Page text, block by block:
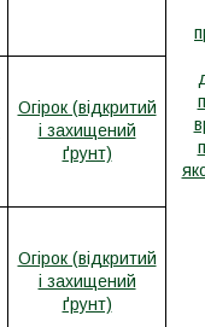
Огірок (відкритий
і захищений
ґрунт)
Огірок (відкритий
і захищений
ґрунт)